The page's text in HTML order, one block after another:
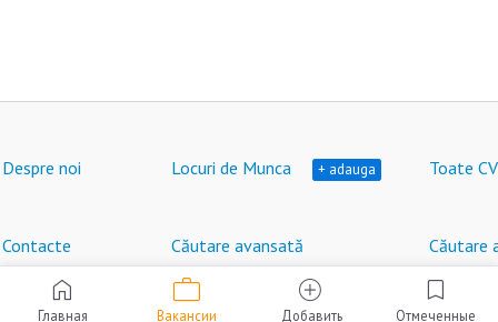
home
Главная
work
Вакансии
add_circle
Добавить
bookmark
Отмеченные
Despre noi Locuri de Munca + adauga Toate
Contacte Căutare avansată Căutare
Locuri de muncă în Moldova © HeadHunter SRL
2007 - 2026 | hh.md®